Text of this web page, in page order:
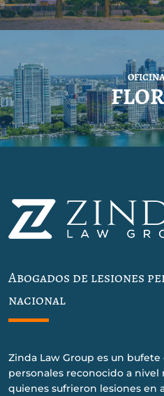
Abogados de lesiones
nacional
Zinda Law Group es un
personales reconocido a nivel
quienes sufrieron lesiones en